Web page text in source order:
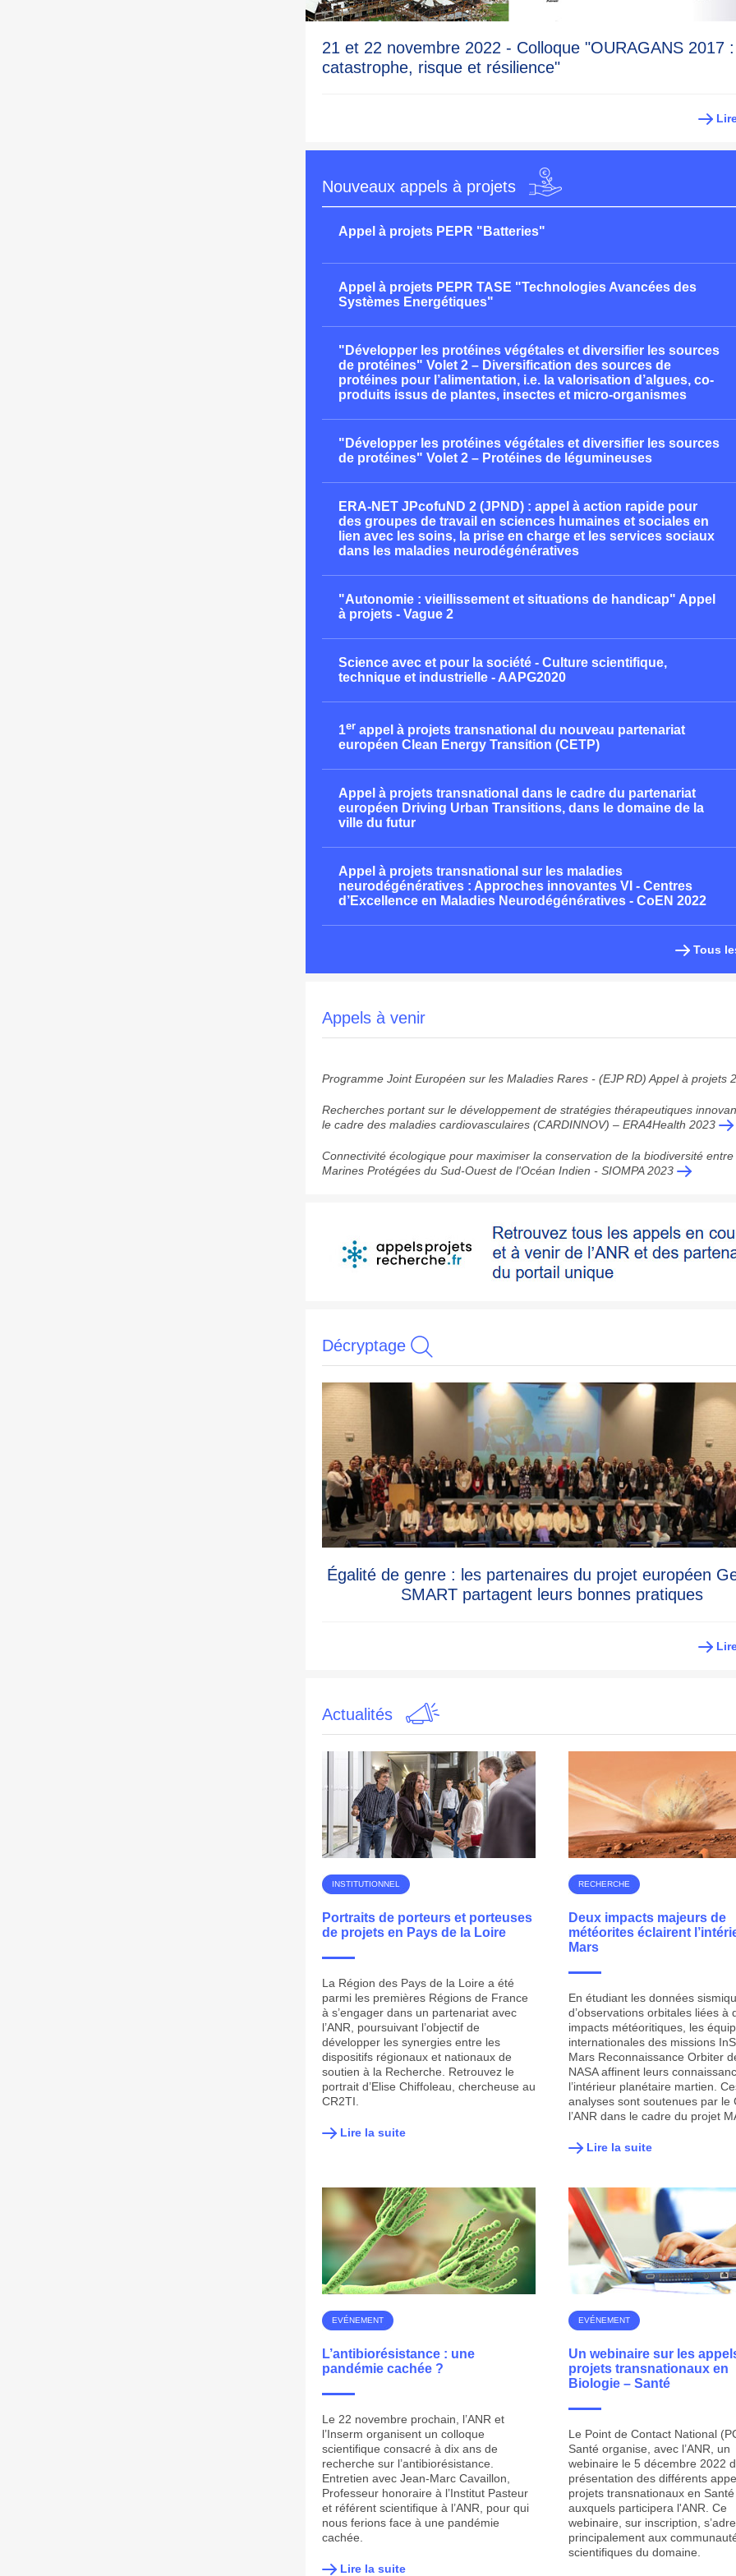
21 et 22 novembre 2022 - Colloque "OURAGANS 2017 :
catastrophe, risque et résilience"
Nouveaux appels à projets
Appel à projets PEPR "Batteries"
Appel à projets PEPR TASE "Technologies Avancées des
Systèmes Energétiques"
"Développer les protéines végétales et diversifier les sources
de protéines" Volet 2 – Diversification des sources de
protéines pour l’alimentation, i.e. la valorisation d’algues, co-
produits issus de plantes, insectes et micro-organismes
"Développer les protéines végétales et diversifier les sources
de protéines" Volet 2 – Protéines de légumineuses
ERA-NET JPcofuND 2 (JPND) : appel à action rapide pour
des groupes de travail en sciences humaines et sociales en
lien avec les soins, la prise en charge et les services sociaux
dans les maladies neurodégénératives
"Autonomie : vieillissement et situations de handicap" Appel
à projets - Vague 2
Science avec et pour la société - Culture scientifique,
technique et industrielle - AAPG2020
1er appel à projets transnational du nouveau partenariat
européen Clean Energy Transition (CETP)
Appel à projets transnational dans le cadre du partenariat
européen Driving Urban Transitions, dans le domaine de la
ville du futur
Appel à projets transnational sur les maladies
neurodégénératives : Approches innovantes VI - Centres
d’Excellence en Maladies Neurodégénératives - CoEN 2022
Tous
Appels à venir
Programme Joint Européen sur les Maladies Rares - (EJP RD) Appel à projets
Recherches portant sur le développement de stratégies thérapeutiques
le cadre des maladies cardiovasculaires (CARDINNOV) – ERA4Health 2023
Connectivité écologique pour maximiser la conservation de la biodiversité entre
Marines Protégées du Sud-Ouest de l'Océan Indien - SIOMPA 2023
Décryptage
Égalité de genre : les partenaires du projet européen
SMART partagent leurs bonnes pratiques
Actualités
INSTITUTIONNEL
Portraits de porteurs et porteuses
de projets en Pays de la Loire
La Région des Pays de la Loire a été
parmi les premières Régions de France
à s’engager dans un partenariat avec
l’ANR, poursuivant l’objectif de
développer les synergies entre les
dispositifs régionaux et nationaux de
soutien à la Recherche. Retrouvez le
portrait d’Elise Chiffoleau, chercheuse au
CR2TI.
Lire la suite
RECHERCHE
Deux impacts majeurs de
météorites éclairent
Mars
En étudiant les données
d’observations orbitales liées à
impacts météoritiques, les
internationales des missions
Mars Reconnaissance Orbiter
NASA affinent leurs
l’intérieur planétaire martien.
analyses sont soutenues par le
l’ANR dans le cadre du projet
Lire la suite
EVÉNEMENT
L’antibiorésistance : une
pandémie cachée ?
Le 22 novembre prochain, l’ANR et
l’Inserm organisent un colloque
scientifique consacré à dix ans de
recherche sur l’antibiorésistance.
Entretien avec Jean-Marc Cavaillon,
Professeur honoraire à l’Institut Pasteur
et référent scientifique à l’ANR, pour qui
nous ferions face à une pandémie
cachée.
Lire la suite
EVÉNEMENT
Un webinaire sur les
projets transnationaux en
Biologie – Santé
Le Point de Contact National
Santé organise, avec l’ANR, un
webinaire le 5 décembre 2022
présentation des différents
projets transnationaux en Santé
auxquels participera l'ANR. Ce
webinaire, sur inscription,
principalement aux
scientifiques du domaine.